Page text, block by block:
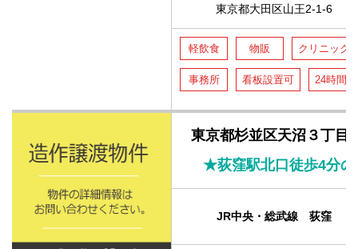
東京都大田区山王2-1-6
軽飲食 物販 クリニック
事務所 看板設置可 24時間
東京都杉並区天沼３丁
JR中央・総武線 荻窪